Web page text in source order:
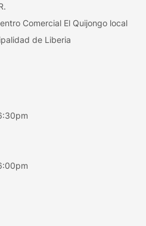
Comercial El Quijongo local
de Liberia